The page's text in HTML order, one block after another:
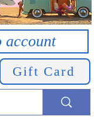
account
Gift Card